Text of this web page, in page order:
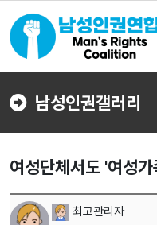
남성인권갤러리
여성단체서도 '여성
최고관리자